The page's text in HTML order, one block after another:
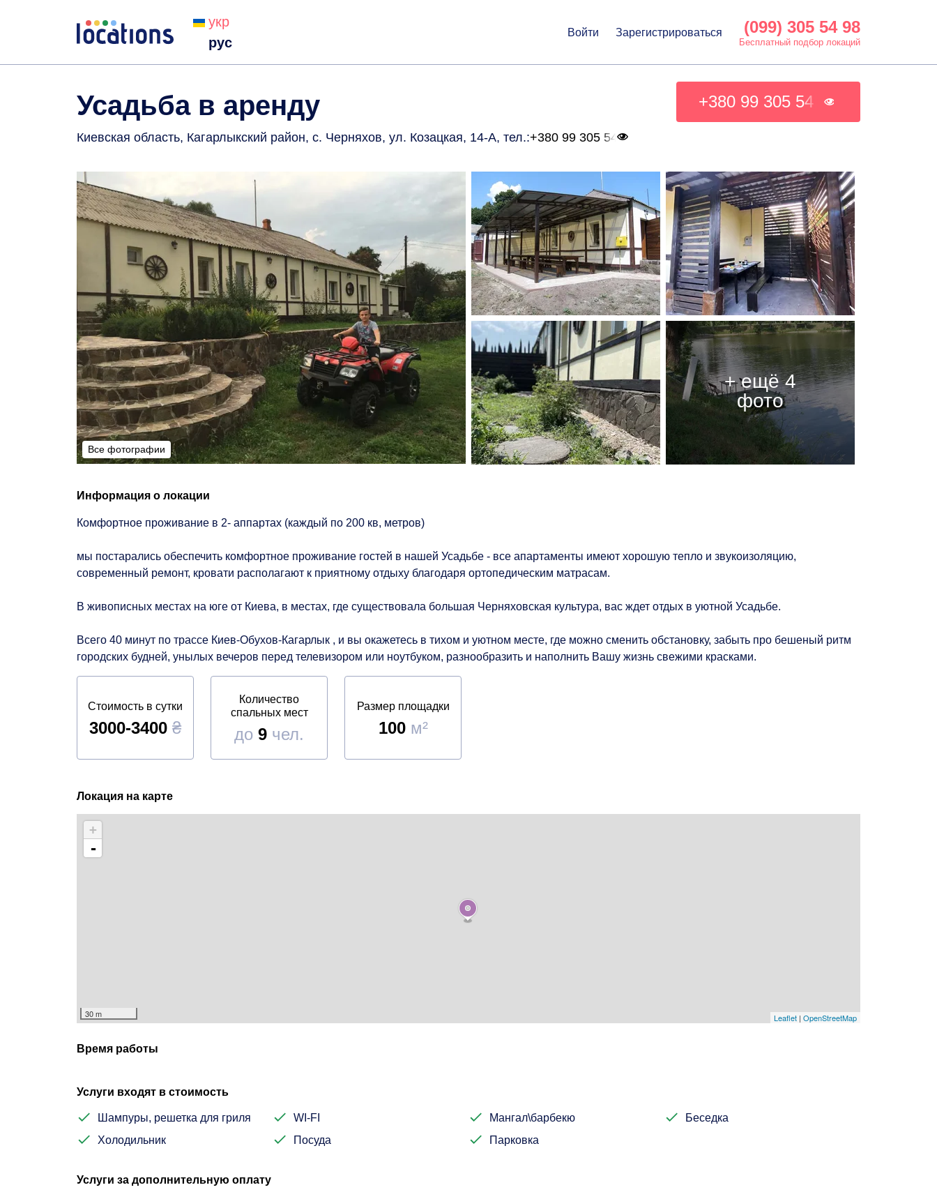
укр
рус
Войти Зарегистрироваться (099) 305 54 98
Бесплатный подбор локаций
+380 99 305 54
Усадьба в аренду
Киевская область, Кагарлыкский район, с. Черняхов, ул. Козацкая, 14-А, тел.:+380 99 305 54
Все фотографии
Все фотографии
Информация о локации
Комфортное проживание в 2- аппартах (каждый по 200 кв, метров)
мы постарались обеспечить комфортное проживание гостей в нашей Усадьбе - все апартаменты имеют хорошую тепло и звукоизоляцию,
современный ремонт, кровати располагают к приятному отдыху благодаря ортопедическим матрасам.
В живописных местах на юге от Киева, в местах, где существовала большая Черняховская культура, вас ждет отдых в уютной Усадьбе.
Всего 40 минут по трассе Киев-Обухов-Кагарлык , и вы окажетесь в тихом и уютном месте, где можно сменить обстановку, забыть про бешеный ритм
городских будней, унылых вечеров перед телевизором или ноутбуком, разнообразить и наполнить Вашу жизнь свежими красками.
Стоимость в сутки
3000-3400 ₴
Количество
спальных мест
до 9 чел.
Размер площадки
100м²
Локация на карте
+
-
30 m Leaflet | OpenStreetMap
Время работы
Услуги входят в стоимость
Шампуры, решетка для гриля WI-FI Мангал\барбекю
Беседка
Холодильник
Посуда Парковка
Услуги за дополнительную оплату